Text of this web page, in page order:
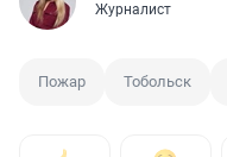
Журналист
Пожар Тобольск